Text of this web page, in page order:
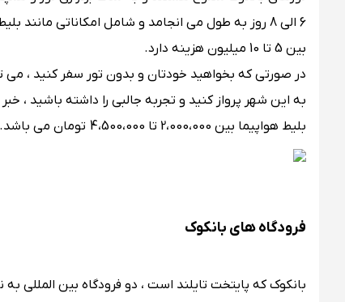
6 الی 8 روز به طول می انجامد و شامل امکاناتی مانند بلیط رفت و برگشت ،
بین 5 تا 10 میلیون هزینه دارد.
در صورتی که بخواهید خودتان و بدون تور سفر کنید ، می
به این شهر پرواز کنید و تجربه جالبی را داشته باشید ،
بلیط هواپیما بین 2،000،000 تا 4،500،000 تومان می باشد.
فرودگاه های بانکوک
بانکوک که پایتخت تایلند است ، دو فرودگاه بین المللی به